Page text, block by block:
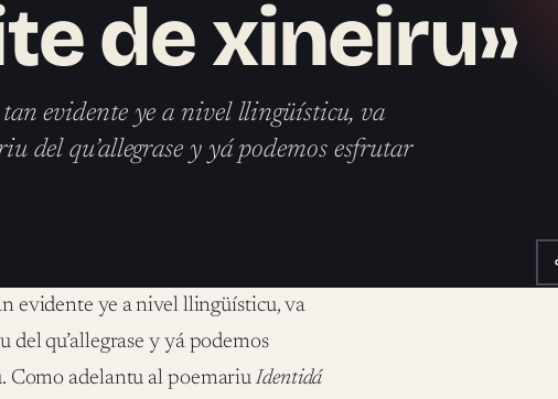
de xineiru»
tan evidente ye a nivel llingüísticu, va
qu’allegrase y yá podemos esfrutar
evidente ye a nivel llingüísticu, va
qu’allegrase y yá podemos
Como adelantu al poemariuIdentidá